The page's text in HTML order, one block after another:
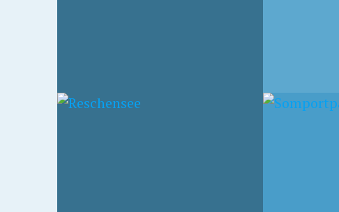
17. JUNI 2005